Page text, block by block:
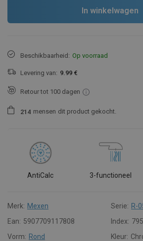
In winkelwagen
Beschikbaarheid: Op voorraad
Levering van: 9.99 €
Retour tot 100 dagen
21 4 mensen dit product gekocht.
AntiCalc 3-functioneel
Merk: Mexen Serie: R-
Ean: 5907709117808 Index:
Vorm: Rond Kleur: